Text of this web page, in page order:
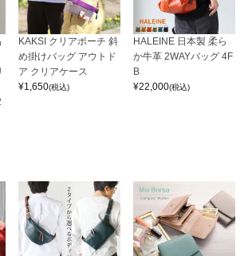
KAKSI クリアポーチ 斜
め掛けバッグ アウトド
ア クリアケース
¥1,650(税込)
HALEINE 日本製 柔ら
か牛革 2WAYバッグ 4F
B
¥22,000(税込)